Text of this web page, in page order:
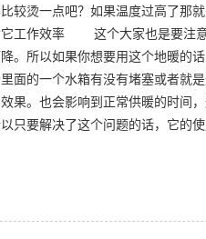
比较烫一点吧？如果温度过高了
它工作效率 这个大家也是要注
。所以如果你想要用这个地暖的
面的一个水箱有没有堵塞或者就
果。也会影响到正常供暖的时间
只要解决了这个问题的话，它的